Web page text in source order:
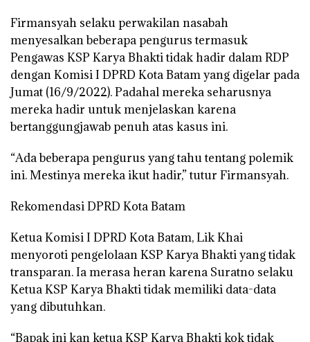
Firmansyah selaku perwakilan nasabah
menyesalkan beberapa pengurus termasuk
Pengawas KSP Karya Bhakti tidak hadir dalam RDP
dengan Komisi I DPRD Kota Batam yang digelar pada
Jumat (16/9/2022). Padahal mereka seharusnya
mereka hadir untuk menjelaskan karena
bertanggungjawab penuh atas kasus ini.
“Ada beberapa pengurus yang tahu tentang polemik
ini. Mestinya mereka ikut hadir,” tutur Firmansyah.
Rekomendasi DPRD Kota Batam
Ketua Komisi I DPRD Kota Batam, Lik Khai
menyoroti pengelolaan KSP Karya Bhakti yang tidak
transparan. Ia merasa heran karena Suratno selaku
Ketua KSP Karya Bhakti tidak memiliki data-data
yang dibutuhkan.
“Bapak ini kan ketua KSP Karya Bhakti kok tidak